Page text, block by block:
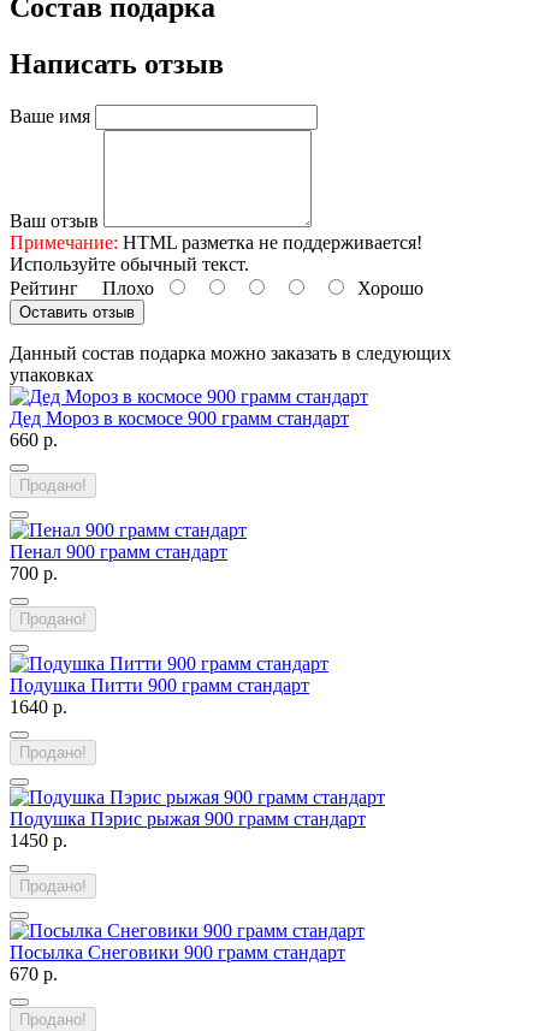
Состав подарка
Написать отзыв
Ваше имя
Ваш отзыв
Примечание: HTML разметка не поддерживается!
Используйте обычный текст.
Рейтинг Плохо Хорошо
Оставить отзыв
Данный состав подарка можно заказать в следующих
упаковках
Дед Мороз в космосе 900 грамм стандарт
660 р.
Продано!
Пенал 900 грамм стандарт
700 р.
Продано!
Подушка Питти 900 грамм стандарт
1640 р.
Продано!
Подушка Пэрис рыжая 900 грамм стандарт
1450 р.
Продано!
Посылка Снеговики 900 грамм стандарт
670 р.
Продано!